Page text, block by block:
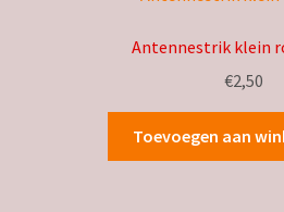
Antennestrik klein
€2,50
Toevoegen aan